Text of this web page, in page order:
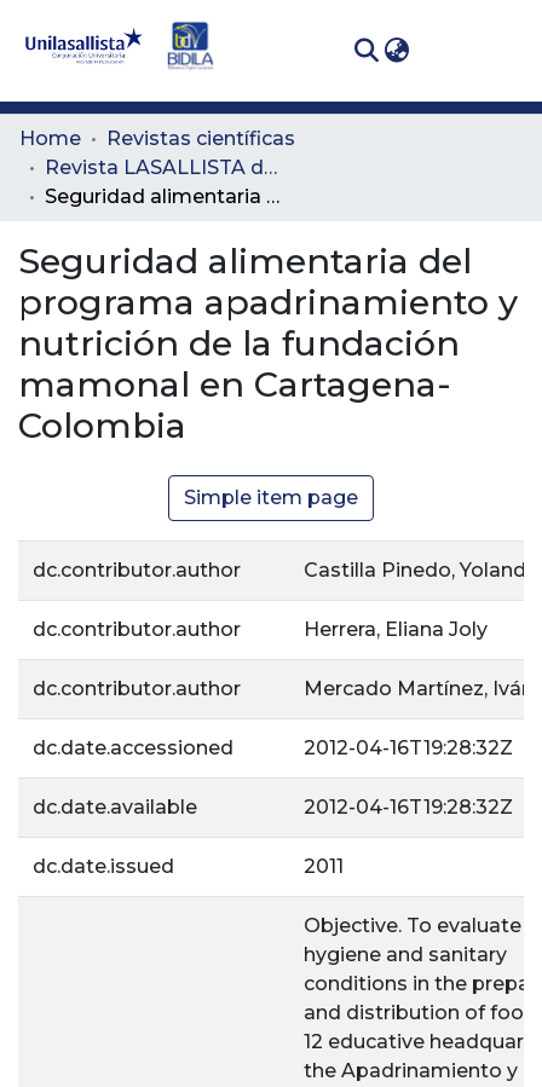
Communities
& Collections
All of DSpace
Statistics
Home
Revistas científicas
Revista LASALLISTA de Investigación
Seguridad alimentaria del programa apadrinamiento y nutrición de la fundación mamonal en Cartagena- Colombia
Seguridad alimentaria del
programa apadrinamiento y
nutrición de la fundación
mamonal en Cartagena-
Colombia
Simple item page
dc.contributor.author Castilla Pinedo, Yolanda
dc.contributor.author Herrera, Eliana Joly
dc.contributor.author Mercado Martínez, Iván
dc.date.accessioned 2012-04-16T19:28:32Z
dc.date.available 2012-04-16T19:28:32Z
dc.date.issued 2011
Objective. To evaluate
hygiene and sanitary
conditions in the
and distribution of food
12 educative
the Apadrinamiento y